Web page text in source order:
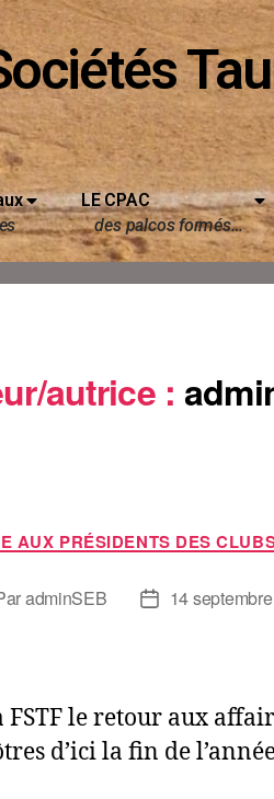
LE CPAC
des palcos formés…
autrice :
AUX PRÉSIDENTS DES
adminSEB 14
le retour aux
d’ici la fin de